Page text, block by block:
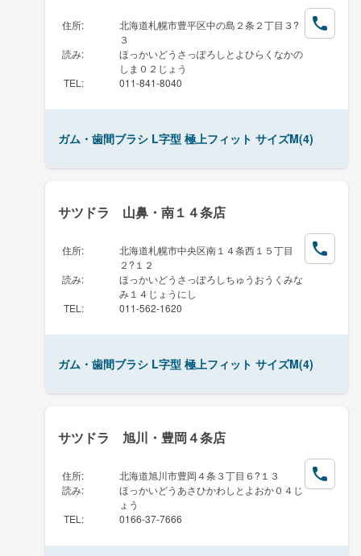
住所:
北海道札幌市豊平区中の島２条２丁目３?
３
読み:
ほっかいどうさっぽろしとよひらくなかの
しま０２じょう
TEL : 011-841-8040
ガム・歯間ブラシ L字型 極上フィット サイズM(4)
サツドラ 山鼻・南１４条店
住所:
北海道札幌市中央区南１４条西１５丁目
２?１２
読み:
ほっかいどうさっぽろしちゅうおうくみな
み１４じょうにし
TEL : 011-562-1620
ガム・歯間ブラシ L字型 極上フィット サイズM(4)
サツドラ 旭川・豊岡４条店
住所:
北海道旭川市豊岡４条３丁目６?１３
読み:
ほっかいどうあさひかわしとよおか０４じ
ょう
TEL : 0166-37-7666